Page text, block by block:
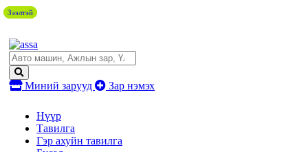
Миний зарууд Зар нэмэх
Нүүр
Тавилга
Гэр ахуйн тавилга
Зээлтэй
Зээлтэй